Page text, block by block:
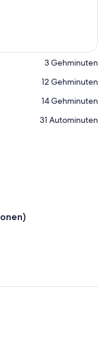
‪3 Gehminuten‬
‪12 Gehminuten‬
‪14 Gehminuten‬
‪31 Autominuten‬